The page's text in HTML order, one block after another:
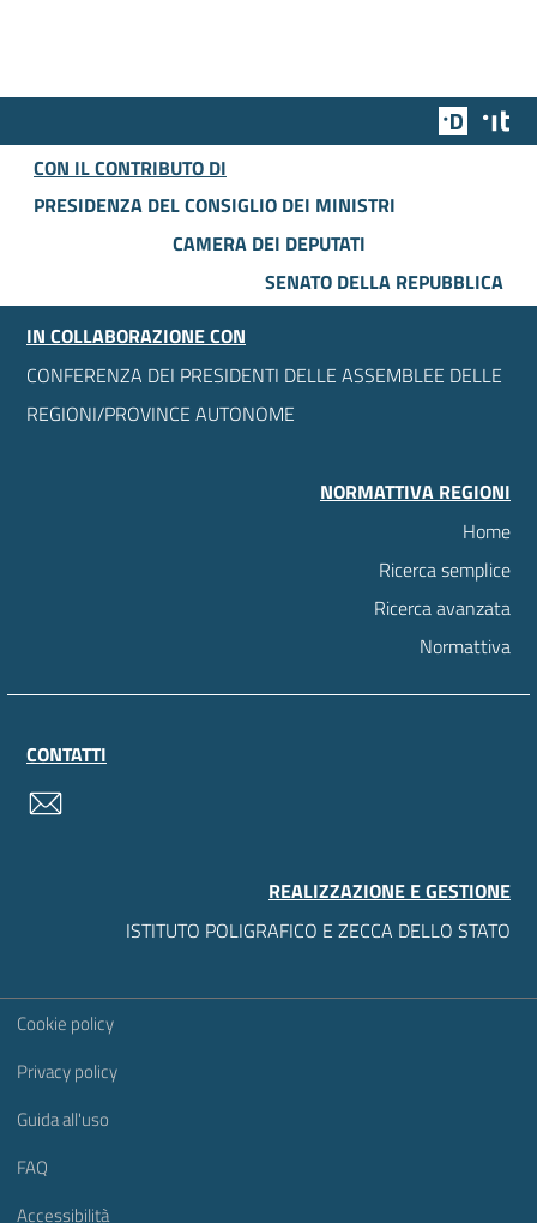
Team
CON IL CONTRIBUTO DI
PRESIDENZA DEL CONSIGLIO DEI MINISTRI
CAMERA DEI DEPUTATI
SENATO DELLA REPUBBLICA
IN COLLABORAZIONE CON
CONFERENZA DEI PRESIDENTI DELLE ASSEMBLEE DELLE
REGIONI/PROVINCE AUTONOME
NORMATTIVA REGIONI
Home
Ricerca semplice
Ricerca avanzata
Normattiva
CONTATTI
REALIZZAZIONE E GESTIONE
ISTITUTO POLIGRAFICO E ZECCA DELLO STATO
Sezione Link Utili
Cookie policy
Privacy policy
Guida all'uso
FAQ
Accessibilità